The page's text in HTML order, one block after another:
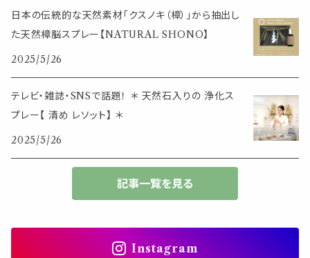
ミニサイズ
大きめサイズ
50個以上の大容量
ダブルクリップ・その他
生活アイテム
その他
日本の伝統的な天然素材「クスノキ（樟）」から抽出し
た天然樟脳スプレー【NATURAL SHONO】
2025/5/26
テレビ・雑誌・SNSで話題！ ＊ 天然石入りの 浄化ス
プレー【 清め レソット】 ＊
2025/5/26
記事一覧を見る
Instagram